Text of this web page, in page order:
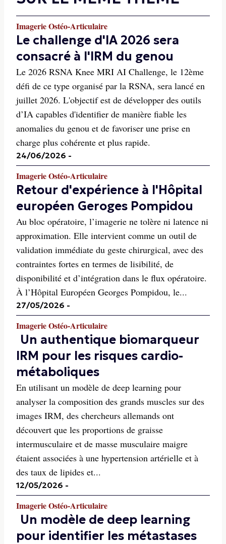
Imagerie Ostéo-Articulaire
Le challenge d'IA 2026 sera
consacré à l'IRM du genou
Le 2026 RSNA Knee MRI AI Challenge, le 12ème
défi de ce type organisé par la RSNA, sera lancé en
juillet 2026. L'objectif est de développer des outils
d’IA capables d'identifier de manière fiable les
anomalies du genou et de favoriser une prise en
charge plus cohérente et plus rapide.
24/06/2026 -
Imagerie Ostéo-Articulaire
Retour d'expérience à l'Hôpital
européen Geroges Pompidou
Au bloc opératoire, l’imagerie ne tolère ni latence ni
approximation. Elle intervient comme un outil de
validation immédiate du geste chirurgical, avec des
contraintes fortes en termes de lisibilité, de
disponibilité et d’intégration dans le flux opératoire.
À l’Hôpital Européen Georges Pompidou, le...
27/05/2026 -
Imagerie Ostéo-Articulaire
Un authentique biomarqueur
IRM pour les risques cardio-
métaboliques
En utilisant un modèle de deep learning pour
analyser la composition des grands muscles sur des
images IRM, des chercheurs allemands ont
découvert que les proportions de graisse
intermusculaire et de masse musculaire maigre
étaient associées à une hypertension artérielle et à
des taux de lipides et...
12/05/2026 -
Imagerie Ostéo-Articulaire
Un modèle de deep learning
pour identifier les métastases